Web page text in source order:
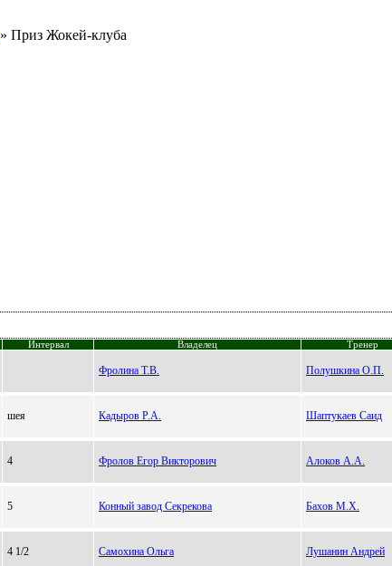
» Приз Жокей-клуба
Интервал Владелец Тренер
Фролина Т.В. Полушкина О.П.
шея Кадыров Р.А. Шаптукаев Саид
4 Фролов Егор Викторович Алоков А.А.
5 Конный завод Секрекова Бахов М.Х.
4 1/2 Самохина Ольга Лушанин Андрей